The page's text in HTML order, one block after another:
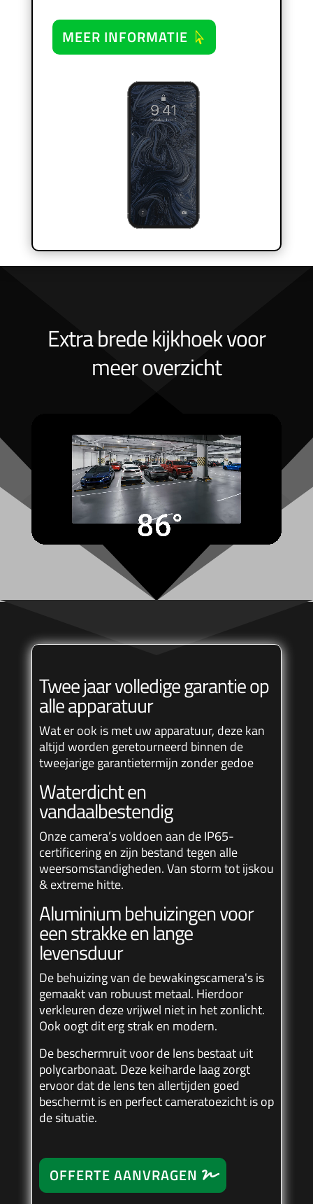
MEER INFORMATIE
Extra brede kijkhoek voor
meer overzicht
Twee jaar volledige garantie op
alle apparatuur
Wat er ook is met uw apparatuur, deze kan
altijd worden geretourneerd binnen de
tweejarige garantietermijn zonder gedoe
Waterdicht en
vandaalbestendig
Onze camera’s voldoen aan deIP65-
certificeringen zijn bestand tegen alle
weersomstandigheden. Van storm tot ijskou
& extreme hitte.
Aluminium behuizingen voor
een strakke en lange
levensduur
De behuizing van de bewakingscamera's is
gemaakt van robuust metaal. Hierdoor
verkleuren deze vrijwel niet in het zonlicht.
Ook oogt dit erg strak en modern.
De beschermruit voor de lens bestaat uit
polycarbonaat. Deze keiharde laag zorgt
ervoor dat de lens ten allertijden goed
beschermt is en perfect cameratoezicht is op
de situatie.
OFFERTE AANVRAGEN